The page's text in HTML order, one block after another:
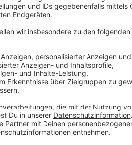
seinen Geschäftsplan fürs laufende
wirtschaftlich schon seit längerem.
auch andere Medikamente gegen
Anzeige
Anzeige